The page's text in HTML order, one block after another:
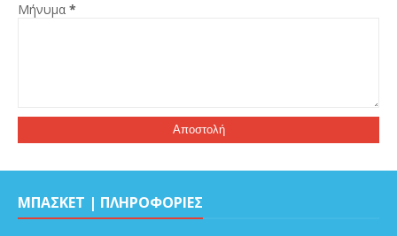
Μήνυμα *
ΜΠΑΣΚΕΤ | ΠΛΗΡΟΦΟΡΙΕΣ